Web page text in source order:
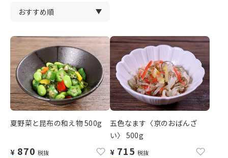
夏野菜と昆布の和え物 500g
¥ 870 税抜
五色なます〈京のおばんざ
い〉 500g
¥ 715 税抜